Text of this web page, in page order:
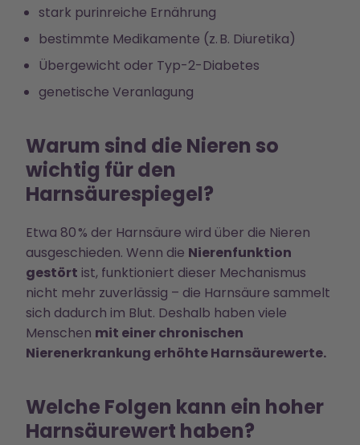
stark purinreiche Ernährung
bestimmte Medikamente (z. B. Diuretika)
Übergewicht oder Typ-2-Diabetes
genetische Veranlagung
Warum sind die Nieren so
wichtig für den
Harnsäurespiegel?
Etwa 80 % der Harnsäure wird über die Nieren
ausgeschieden. Wenn die Nierenfunktion
gestört ist, funktioniert dieser Mechanismus
nicht mehr zuverlässig – die Harnsäure sammelt
sich dadurch im Blut. Deshalb haben viele
Menschen mit einer chronischen
Nierenerkrankung erhöhte Harnsäurewerte.
Welche Folgen kann ein hoher
Harnsäurewert haben?